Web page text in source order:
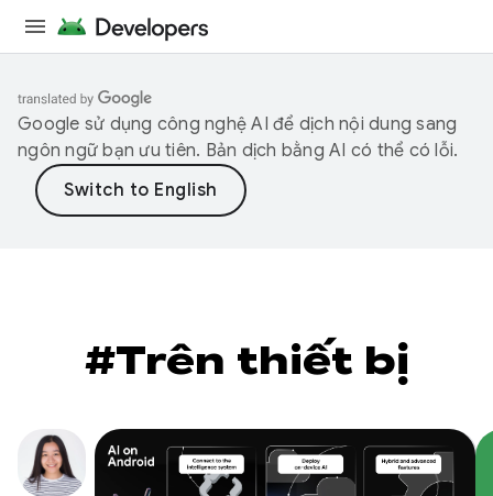
Google sử dụng công nghệ AI để dịch nội dung sang
ngôn ngữ bạn ưu tiên. Bản dịch bằng AI có thể có lỗi.
#Trên thiết bị